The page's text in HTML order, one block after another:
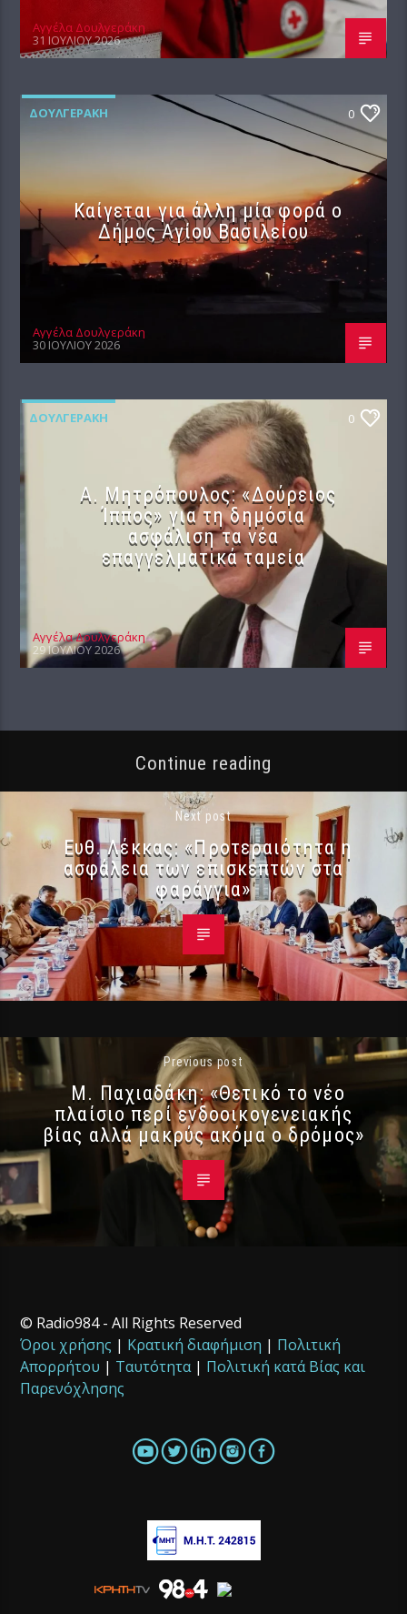
Αγγέλα Δουλγεράκη
31 ΙΟΥΛΊΟΥ 2026
ΔΟΥΛΓΕΡΆΚΗ 0
Καίγεται για άλλη μία φορά ο
Δήμος Αγίου Βασιλείου
Αγγέλα Δουλγεράκη
30 ΙΟΥΛΊΟΥ 2026
ΔΟΥΛΓΕΡΆΚΗ 0
Α. Μητρόπουλος: «Δούρειος
Ίππος» για τη δημόσια
ασφάλιση τα νέα
επαγγελματικά ταμεία
Αγγέλα Δουλγεράκη
29 ΙΟΥΛΊΟΥ 2026
Continue reading
Next post
Ευθ. Λέκκας: «Προτεραιότητα η
ασφάλεια των επισκεπτών στα
φαράγγια»
Previous post
Μ. Παχιαδάκη: «Θετικό το νέο
πλαίσιο περί ενδοοικογενειακής
βίας αλλά μακρύς ακόμα ο δρόμος»
© Radio984 - All Rights Reserved
Όροι χρήσης | Κρατική διαφήμιση | Πολιτική
Απορρήτου | Ταυτότητα| Πολιτική κατά Βίας και
Παρενόχλησης